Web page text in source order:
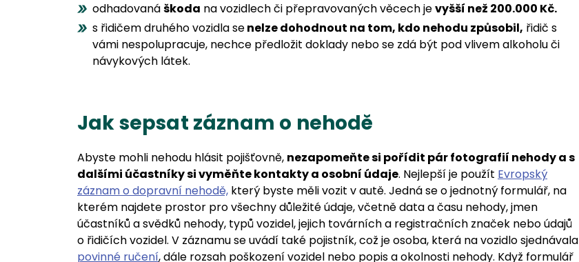
odhadovanáškoda na vozidlech či přepravovaných věcech jevyšší než 200.000 Kč.
s řidičem druhého vozidla senelze dohodnout na tom, kdo nehodu způsobil, řidič s
vámi nespolupracuje, nechce předložit doklady nebo se zdá být pod vlivem alkoholu či
návykových látek.
Jak sepsat záznam o nehodě
Abyste mohli nehodu hlásit pojišťovně, nezapomeňte si pořídit pár fotografií nehody a s
dalšími účastníky si vyměňte kontakty a osobní údaje. Nejlepší je použít Evropský
záznam o dopravní nehodě, který byste měli vozit v autě. Jedná se o jednotný formulář, na
kterém najdete prostor pro všechny důležité údaje, včetně data a času nehody, jmen
účastníků a svědků nehody, typů vozidel, jejich továrních a registračních značek nebo údajů
o řidičích vozidel. V záznamu se uvádí také pojistník, což je osoba, která na vozidlo sjednávala
povinné ručení, dále rozsah poškození vozidel nebo popis a okolnosti nehody. Když formulář